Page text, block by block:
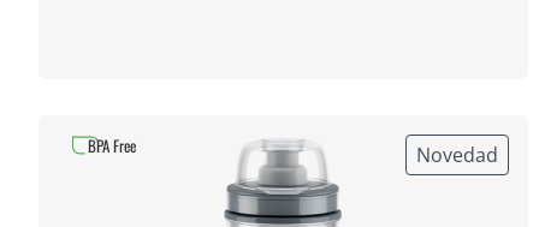
Novedad
BPA Free